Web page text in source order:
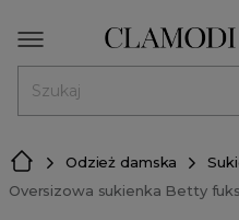
Odzież damska
Oversizowa sukienka Betty